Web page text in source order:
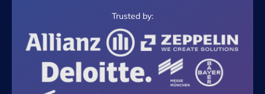
Trusted by: